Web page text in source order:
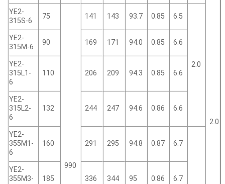
2.0
YE2-
315S-6
75
990
141 143 93.7 0.85 6.5
2.0
YE2-
315M-6
90 169 171 94.0 0.85 6.6
YE2-
315L1-
6
110 206 209 94.3 0.85 6.6
YE2-
315L2-
6
132 244 247 94.6 0.86 6.6
YE2-
355M1-
6
160 291 295 94.8 0.87 6.7
YE2-
355M3-
185 336 344 95 0.86 6.7